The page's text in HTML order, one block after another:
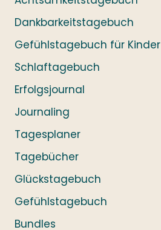
Dankbarkeitstagebuch
Gefühlstagebuch für Kinder
Schlaftagebuch
Erfolgsjournal
Journaling
Tagesplaner
Tagebücher
Glückstagebuch
Gefühlstagebuch
Bundles